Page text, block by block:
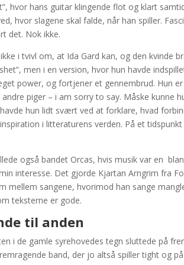
hvor hans guitar klingende flot og klart
hvor slagene skal falde, når han spiller.
det. Nok ikke.
i tvivl om, at Ida Gard kan, og den kvinde
men i en version, hvor hun havde
power, og fortjener et gennembrud. Hun
piger – i am sorry to say. Måske kunne
hun lidt svært ved at forklare, hvad
i litteraturens verden. På et
også bandet Orcas, hvis musik var en
interesse. Det gjorde Kjartan Arngrim fra
mellem sangene, hvorimod han sange
teksterne er gode.
til anden
i de gamle syrehovedes tegn sluttede på
band, der jo altså spiller tight og